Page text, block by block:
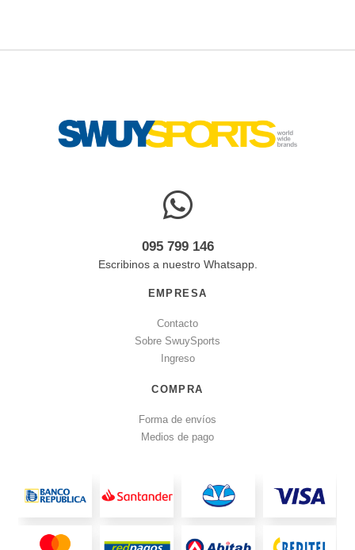
095 799 146
Escribinos a nuestro Whatsapp.
EMPRESA
Contacto
Sobre SwuySports
Ingreso
COMPRA
Forma de envíos
Medios de pago